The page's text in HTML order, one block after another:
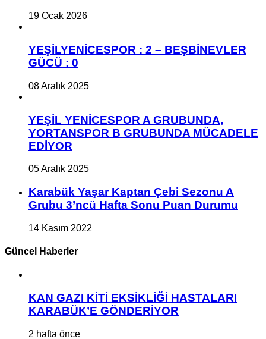
19 Ocak 2026
YEŞİLYENİCESPOR : 2 – BEŞBİNEVLER
GÜCÜ : 0
08 Aralık 2025
YEŞİL YENİCESPOR A GRUBUNDA,
YORTANSPOR B GRUBUNDA MÜCADELE
EDİYOR
05 Aralık 2025
Karabük Yaşar Kaptan Çebi Sezonu A
Grubu 3’ncü Hafta Sonu Puan Durumu
14 Kasım 2022
Güncel Haberler
KAN GAZI KİTİ EKSİKLİĞİ HASTALARI
KARABÜK’E GÖNDERİYOR
2 hafta önce